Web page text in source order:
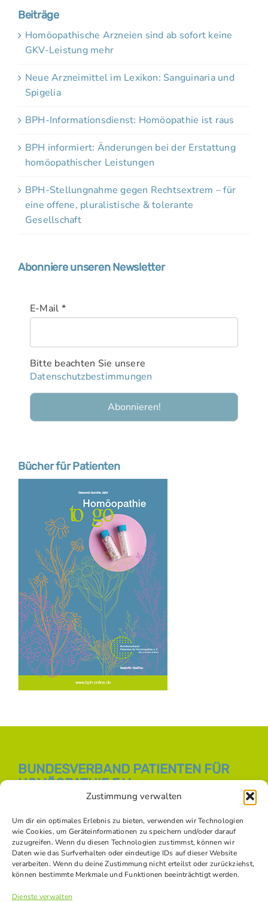
Zustimmung verwalten
Um dir ein optimales Erlebnis zu bieten, verwenden wir Technologien
wie Cookies, um Geräteinformationen zu speichern und/oder darauf
zuzugreifen. Wenn du diesen Technologien zustimmst, können wir
Daten wie das Surfverhalten oder eindeutige IDs auf dieser Website
verarbeiten. Wenn du deine Zustimmung nicht erteilst oder zurückziehst,
können bestimmte Merkmale und Funktionen beeinträchtigt werden.
Dienste verwalten
Beiträge
Homöopathische Arzneien sind ab sofort keine
GKV-Leistung mehr
Neue Arzneimittel im Lexikon: Sanguinaria und
Spigelia
BPH-Informationsdienst: Homöopathie ist raus
BPH informiert: Änderungen bei der Erstattung
homöopathischer Leistungen
BPH-Stellungnahme gegen Rechtsextrem – für
eine offene, pluralistische & tolerante
Gesellschaft
Abonniere unseren Newsletter
E-Mail *
Bitte beachten Sie unsere
Datenschutzbestimmungen
Bücher für Patienten
BUNDESVERBAND PATIENTEN FÜR
HOMÖOPATHIE E.V.
E-Mail:
info [at] bph-online.de
Webseite:Homöopathie Online
SOZIALE NETZWERKE